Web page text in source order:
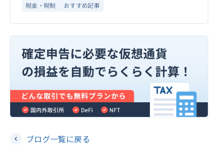
税金・税制
おすすめ記事
ブログ一覧に戻る